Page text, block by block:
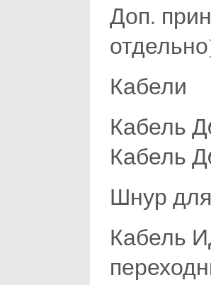
Доп.
Кабели
Кабель
Кабель
Шнур
Кабель